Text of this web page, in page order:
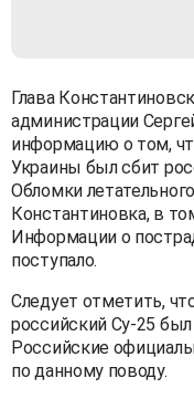
Глава
администрации
информацию о том,
Украины был сбит
Обломки
Константиновка, в
Информации о
поступало.
Следует отметить,
российский Су-25
Российские
по данному поводу.